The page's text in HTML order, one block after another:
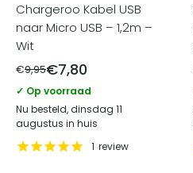
Chargeroo Kabel USB
naar Micro USB – 1,2m –
Wit
€9,95€7,80
✓ Op voorraad
Nu besteld, dinsdag 11
augustus in huis
1 review